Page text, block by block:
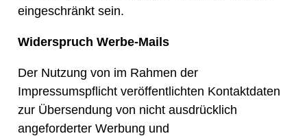
eingeschränkt sein.
Widerspruch Werbe-Mails
Der Nutzung von im Rahmen der
Impressumspflicht veröffentlichten Kontaktdaten
zur Übersendung von nicht ausdrücklich
angeforderter Werbung und